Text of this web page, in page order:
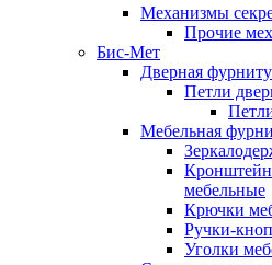
Механизмы
Прочие
Бис-Мет
Дверная
Петли
Мебельная
мебельные
Крючки
Ручки-
Уголки